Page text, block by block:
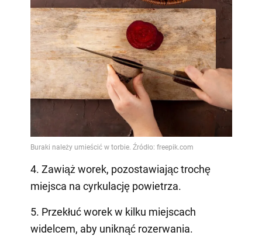
4. Zawiąż worek, pozostawiając trochę
miejsca na cyrkulację powietrza.
5. Przekłuć worek w kilku miejscach
widelcem, aby uniknąć rozerwania.